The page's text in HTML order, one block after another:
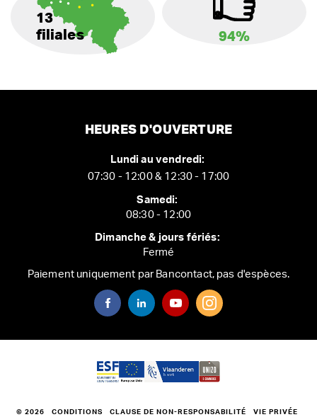
13
filiales
94%
HEURES D'OUVERTURE
Lundi au vendredi:
07:30 - 12:00 & 12:30 - 17:00
Samedi:
08:30 - 12:00
Dimanche & jours fériés:
Fermé
Paiement uniquement par Bancontact, pas d'espèces.
© 2026 CONDITIONS CLAUSE DE NON-RESPONSABILITÉ VIE PRIVÉE